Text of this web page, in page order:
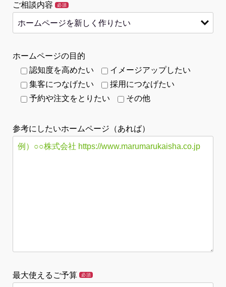
ご相談内容 必須
ホームページの目的
認知度を高めたい
イメージアップしたい
集客につなげたい
採用につなげたい
予約や注文をとりたい
その他
参考にしたいホームページ（あれば）
最大使えるご予算 必須